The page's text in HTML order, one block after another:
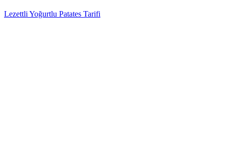
Lezettli Yoğurtlu Patates Tarifi